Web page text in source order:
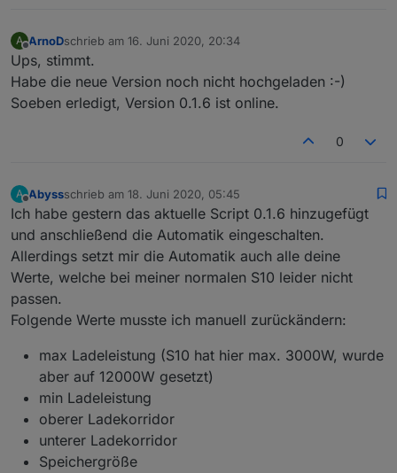
function addLine(data:{body:string,
let
        mySetState(
'd' + String(i) +
id :string, value:string,
    try {
if ( type === 'number') {
let xValue:any = value.replace(/[^0-
        //logInfo(ppBaseObjPath +
'.' + id
            xValue = 0;
        setState(ppBaseObjPath +
'.' + id
    }
else if (type ===
let
data = value.split(
        //logInfo(ppBaseObjPath +
        setState(ppBaseObjPath +
        setState(ppBaseObjPath +
    }
else
A
Offline
ArnoDschrieb am 16. Juni 2020, 20:34
zuletzt editiert von
Ups, stimmt.
Habe die neue Version noch nicht hochgeladen :-)
Soeben erledigt, Version 0.1.6 ist online.
0
A
Offline
Abyssschrieb am 18. Juni 2020, 05:45
zuletzt editiert von
Ich habe gestern das aktuelle Script 0.1.6 hinzugefügt
und anschließend die Automatik eingeschalten.
Allerdings setzt mir die Automatik auch alle deine
Werte, welche bei meiner normalen S10 leider nicht
passen.
Folgende Werte musste ich manuell zurückändern:
max Ladeleistung (S10 hat hier max. 3000W, wurde
aber auf 12000W gesetzt)
min Ladeleistung
oberer Ladekorridor
unterer Ladekorridor
Speichergröße